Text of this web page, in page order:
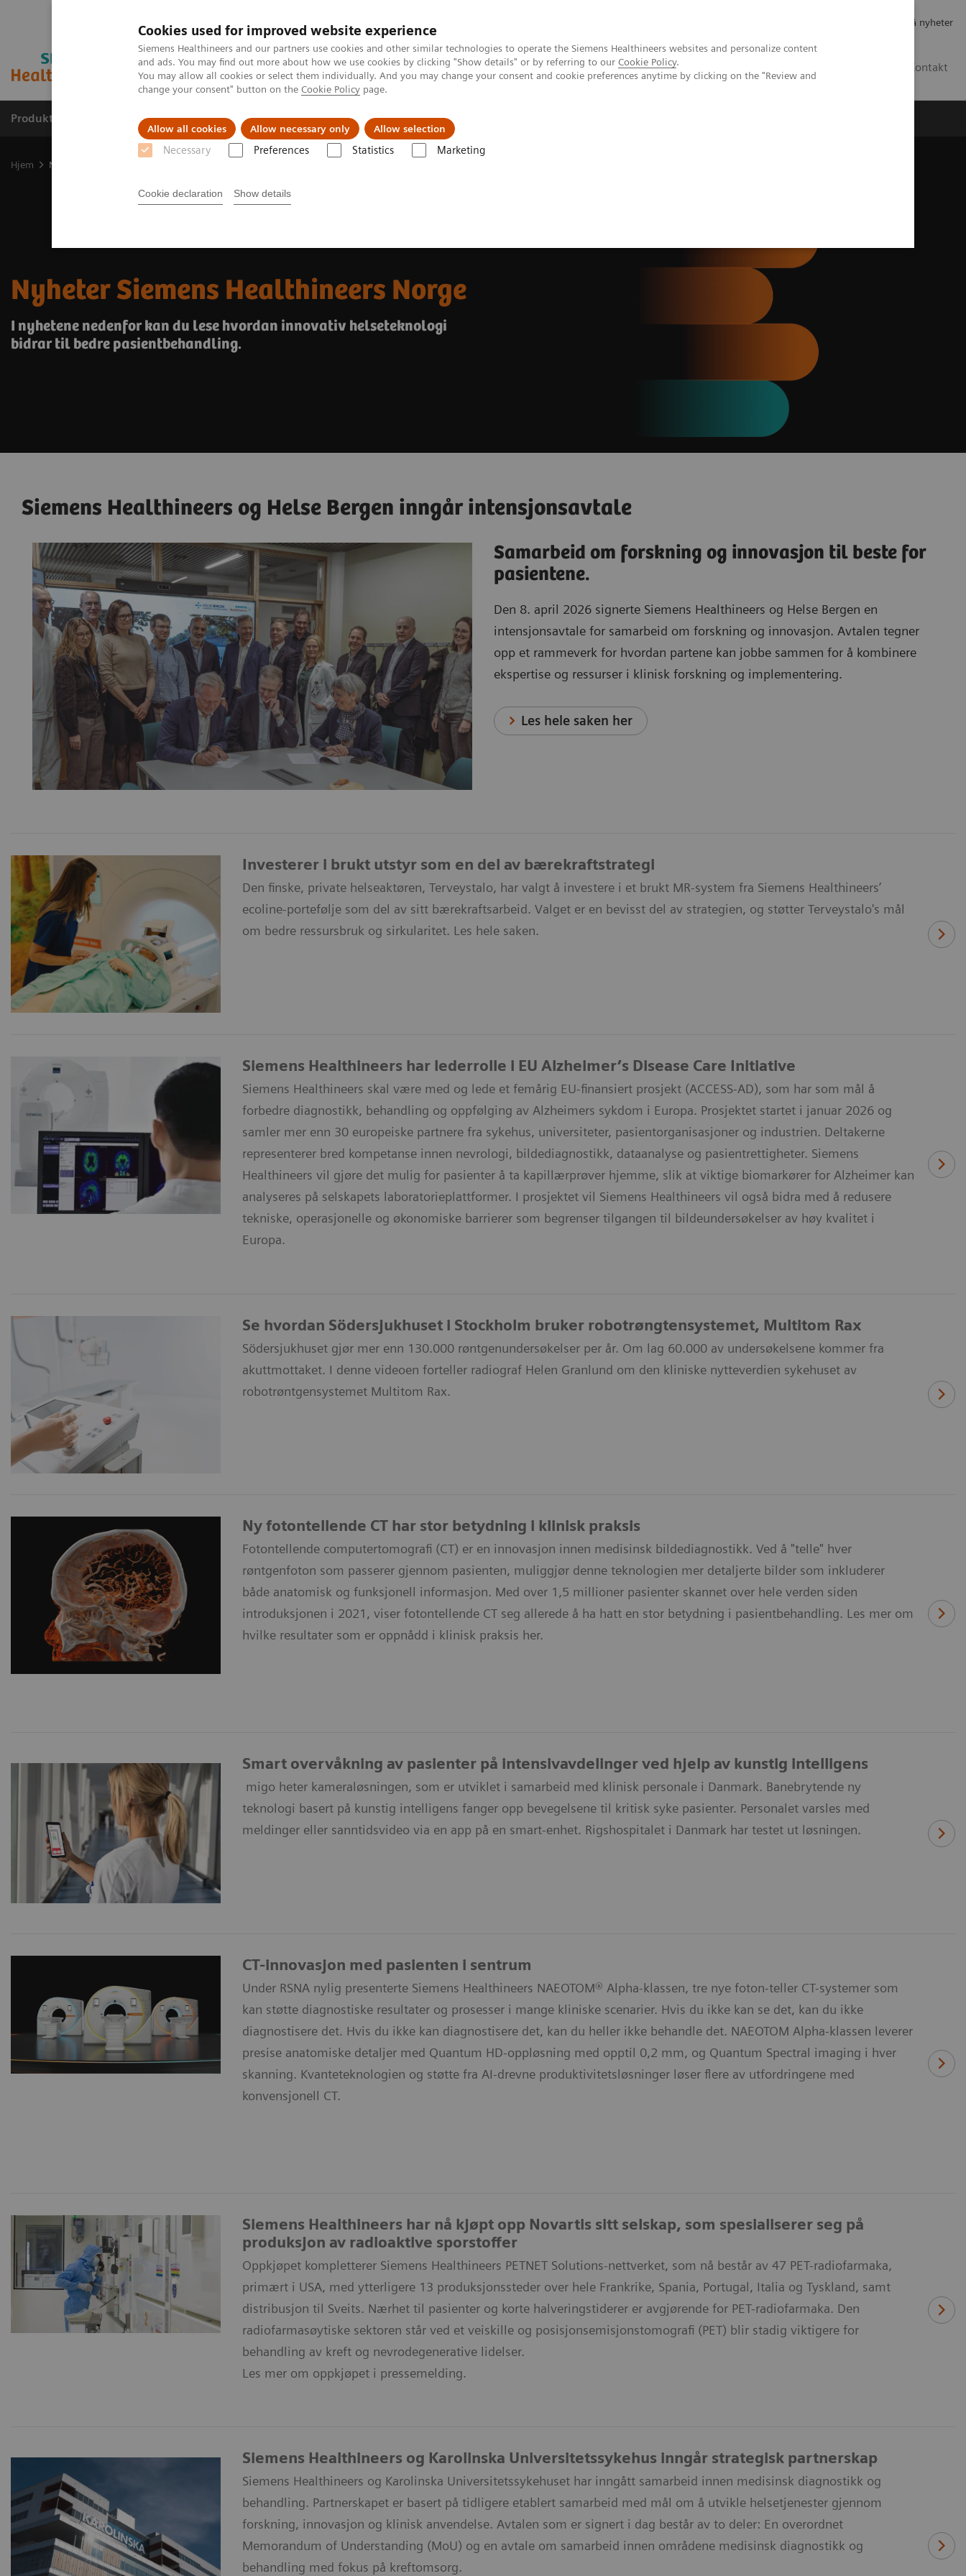
Cookies used for improved website experience
Siemens Healthineers and our partners use cookies and other similar technologies to operate the Siemens Healthineers websites and personalize content
and ads. You may find out more about how we use cookies by clicking "Show details" or by referring to our Cookie Policy.
You may allow all cookies or select them individually. And you may change your consent and cookie preferences anytime by clicking on the "Review and
change your consent" button on the Cookie Policy page.
Allow all cookies Allow necessary only Allow selection
Necessary Preferences Statistics Marketing
Cookie declaration Show details
Abonner på nyheter
Kontakt
Produkter og løsninger Support og dokumentasjon Nyheter
Hjem Nyheter Healthineers Norge
Nyheter Siemens Healthineers Norge
I nyhetene nedenfor kan du lese hvordan innovativ helseteknologi
bidrar til bedre pasientbehandling.
Siemens Healthineers og Helse Bergen inngår intensjonsavtale
Samarbeid om forskning og innovasjon til beste for
pasientene.
Den 8. april 2026 signerte Siemens Healthineers og Helse Bergen en
intensjonsavtale for samarbeid om forskning og innovasjon. Avtalen tegner
opp et rammeverk for hvordan partene kan jobbe sammen for å kombinere
ekspertise og ressurser i klinisk forskning og implementering.
Les hele saken her
Investerer i brukt utstyr som en del av bærekraftstrategi
Den finske, private helseaktøren, Terveystalo, har valgt å investere i et brukt MR-system fra Siemens Healthineers’
ecoline-portefølje som del av sitt bærekraftsarbeid. Valget er en bevisst del av strategien, og støtter Terveystalo's mål
om bedre ressursbruk og sirkularitet. Les hele saken.
Siemens Healthineers har lederrolle i EU Alzheimer’s Disease Care Initiative
Siemens Healthineers skal være med og lede et femårig EU-finansiert prosjekt (ACCESS-AD), som har som mål å
forbedre diagnostikk, behandling og oppfølging av Alzheimers sykdom i Europa. Prosjektet startet i januar 2026 og
samler mer enn 30 europeiske partnere fra sykehus, universiteter, pasientorganisasjoner og industrien. Deltakerne
representerer bred kompetanse innen nevrologi, bildediagnostikk, dataanalyse og pasientrettigheter. Siemens
Healthineers vil gjøre det mulig for pasienter å ta kapillærprøver hjemme, slik at viktige biomarkører for Alzheimer kan
analyseres på selskapets laboratorieplattformer. I prosjektet vil Siemens Healthineers vil også bidra med å redusere
tekniske, operasjonelle og økonomiske barrierer som begrenser tilgangen til bildeundersøkelser av høy kvalitet i
Europa.
Se hvordan Södersjukhuset i Stockholm bruker robotrøngtensystemet, Multitom Rax
Södersjukhuset gjør mer enn 130.000 røntgenundersøkelser per år. Om lag 60.000 av undersøkelsene kommer fra
akuttmottaket. I denne videoen forteller radiograf Helen Granlund om den kliniske nytteverdien sykehuset av
robotrøntgensystemet Multitom Rax.
Ny fotontellende CT har stor betydning i klinisk praksis
Fotontellende computertomografi (CT) er en innovasjon innen medisinsk bildediagnostikk. Ved å "telle" hver
røntgenfoton som passerer gjennom pasienten, muliggjør denne teknologien mer detaljerte bilder som inkluderer
både anatomisk og funksjonell informasjon. Med over 1,5 millioner pasienter skannet over hele verden siden
introduksjonen i 2021, viser fotontellende CT seg allerede å ha hatt en stor betydning i pasientbehandling. Les mer om
hvilke resultater som er oppnådd i klinisk praksis her.
Smart overvåkning av pasienter på intensivavdelinger ved hjelp av kunstig intelligens
migo heter kameraløsningen, som er utviklet i samarbeid med klinisk personale i Danmark. Banebrytende ny
teknologi basert på kunstig intelligens fanger opp bevegelsene til kritisk syke pasienter. Personalet varsles med
meldinger eller sanntidsvideo via en app på en smart-enhet. Rigshospitalet i Danmark har testet ut løsningen.
CT-innovasjon med pasienten i sentrum
Under RSNA nylig presenterte Siemens Healthineers NAEOTOM® Alpha-klassen, tre nye foton-teller CT-systemer som
kan støtte diagnostiske resultater og prosesser i mange kliniske scenarier. Hvis du ikke kan se det, kan du ikke
diagnostisere det. Hvis du ikke kan diagnostisere det, kan du heller ikke behandle det. NAEOTOM Alpha-klassen leverer
presise anatomiske detaljer med Quantum HD-oppløsning med opptil 0,2 mm, og Quantum Spectral imaging i hver
skanning. Kvanteteknologien og støtte fra AI-drevne produktivitetsløsninger løser flere av utfordringene med
konvensjonell CT.
Siemens Healthineers har nå kjøpt opp Novartis sitt selskap, som spesialiserer seg på
produksjon av radioaktive sporstoffer
Oppkjøpet kompletterer Siemens Healthineers PETNET Solutions-nettverket, som nå består av 47 PET-radiofarmaka,
primært i USA, med ytterligere 13 produksjonssteder over hele Frankrike, Spania, Portugal, Italia og Tyskland, samt
distribusjon til Sveits. Nærhet til pasienter og korte halveringstiderer er avgjørende for PET-radiofarmaka. Den
radiofarmasøytiske sektoren står ved et veiskille og posisjonsemisjonstomografi (PET) blir stadig viktigere for
behandling av kreft og nevrodegenerative lidelser.
Les mer om oppkjøpet i pressemelding.
Siemens Healthineers og Karolinska Universitetssykehus inngår strategisk partnerskap
Siemens Healthineers og Karolinska Universitetssykehuset har inngått samarbeid innen medisinsk diagnostikk og
behandling. Partnerskapet er basert på tidligere etablert samarbeid med mål om å utvikle helsetjenester gjennom
forskning, innovasjon og klinisk anvendelse. Avtalen som er signert i dag består av to deler: En overordnet
Memorandum of Understanding (MoU) og en avtale om samarbeid innen områdene medisinsk diagnostikk og
behandling med fokus på kreftomsorg.